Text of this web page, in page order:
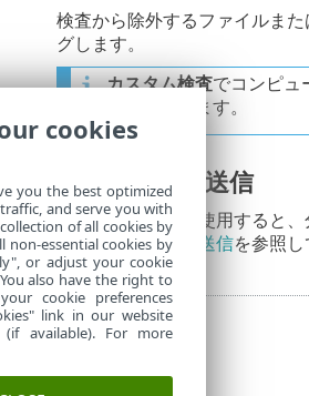
検査から除外するファイルま
グします。
カスタム検査でコンピュ
にお勧めします。
サンプルの送信
このオプションを使用すると
ては、サンプルの送信を参照し
cookies
you the best optimized
and serve you with
of all cookies by
non-essential cookies by
or adjust your cookie
also have the right to
cookie preferences
link in our website
available). For more